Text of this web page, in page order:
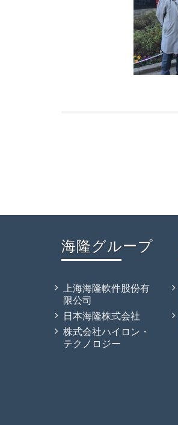
海隆グループ
上海海隆軟件股份有
限公司
日本海隆株式会社
株式会社ハイロン・
テクノロジー